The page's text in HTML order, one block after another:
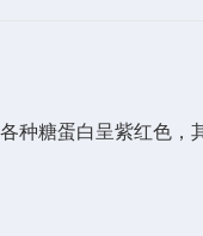
种糖蛋白呈紫红色，